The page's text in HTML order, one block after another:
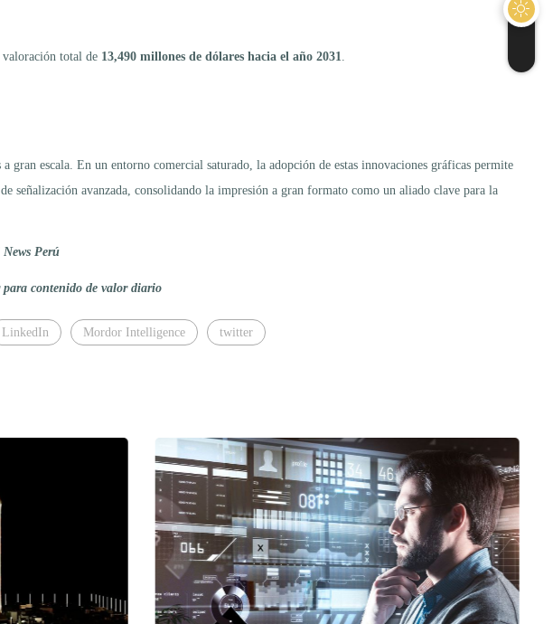
valoración total de 13,490 millones de dólares hacia el año 2031
escala. En un entorno comercial saturado, la adopción de estas innovaciones gráficas permite
señalización avanzada, consolidando la impresión a gran formato como un aliado clave para la
Perú
contenido de valor diario
LinkedIn Mordor Intelligence twitter